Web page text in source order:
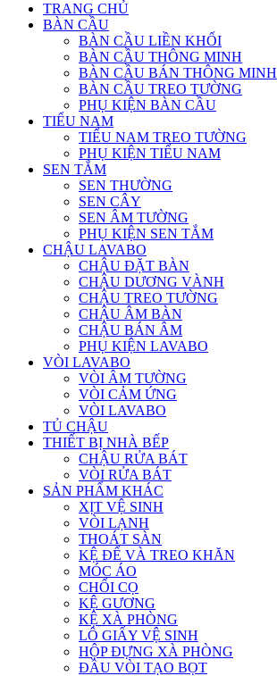
TRANG CHỦ
BÀN CẦU
BÀN CẦU LIỀN KHỐI
BÀN CẦU THÔNG MINH
BÀN CẦU BÁN THÔNG MINH
BÀN CẦU TREO TƯỜNG
PHỤ KIỆN BÀN CẦU
TIỂU NAM
TIỂU NAM TREO TƯỜNG
PHỤ KIỆN TIỂU NAM
SEN TẮM
SEN THƯỜNG
SEN CÂY
SEN ÂM TƯỜNG
PHỤ KIỆN SEN TẮM
CHẬU LAVABO
CHẬU ĐẶT BÀN
CHẬU DƯƠNG VÀNH
CHẬU TREO TƯỜNG
CHẬU ÂM BÀN
CHẬU BÁN ÂM
PHỤ KIỆN LAVABO
VÒI LAVABO
VÒI ÂM TƯỜNG
VÒI CẢM ỨNG
VÒI LAVABO
TỦ CHẬU
THIẾT BỊ NHÀ BẾP
CHẬU RỬA BÁT
VÒI RỬA BÁT
SẢN PHẨM KHÁC
XỊT VỆ SINH
VÒI LẠNH
THOÁT SÀN
KỆ ĐỂ VÀ TREO KHĂN
MÓC ÁO
CHỔI CỌ
KỆ GƯƠNG
KỆ XÀ PHÒNG
LÔ GIẤY VỆ SINH
HỘP ĐỰNG XÀ PHÒNG
ĐẦU VÒI TẠO BỌT